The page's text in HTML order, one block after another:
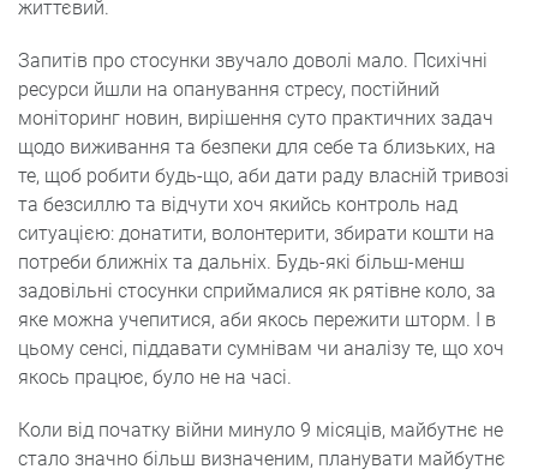
життєвий.
Запитів про стосунки звучало доволі мало. Психічні
ресурси йшли на опанування стресу, постійний
моніторинг новин, вирішення суто практичних задач
щодо виживання та безпеки для себе та близьких, на
те, щоб робити будь-що, аби дати раду власній тривозі
та безсиллю та відчути хоч якийсь контроль над
ситуацією: донатити, волонтерити, збирати кошти на
потреби ближніх та дальніх. Будь-які більш-менш
задовільні стосунки сприймалися як рятівне коло, за
яке можна учепитися, аби якось пережити шторм. І в
цьому сенсі, піддавати сумнівам чи аналізу те, що хоч
якось працює, було не на часі.
Коли від початку війни минуло 9 місяців, майбутнє не
стало значно більш визначеним, планувати майбутнє